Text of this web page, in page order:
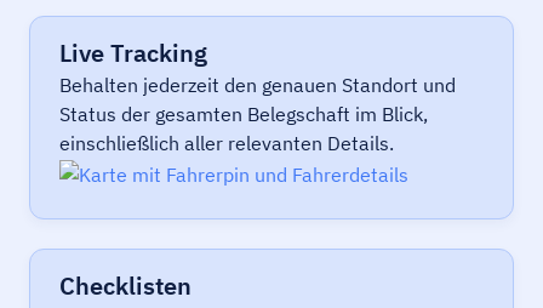
Live Tracking
Behalten jederzeit den genauen Standort und
Status der gesamten Belegschaft im Blick,
einschließlich aller relevanten Details.
Checklisten